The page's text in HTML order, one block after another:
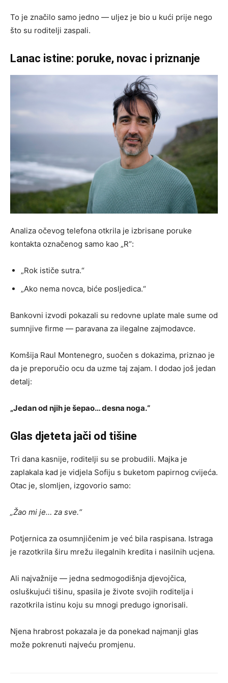
To je značilo samo jedno — uljez je bio u kući prije nego
što su roditelji zaspali.
Lanac istine: poruke, novac i priznanje
Analiza očevog telefona otkrila je izbrisane poruke
kontakta označenog samo kao „R“:
„Rok ističe sutra.“
„Ako nema novca, biće posljedica.“
Bankovni izvodi pokazali su redovne uplate male sume od
sumnjive firme — paravana za ilegalne zajmodavce.
Komšija Raul Montenegro, suočen s dokazima, priznao je
da je preporučio ocu da uzme taj zajam. I dodao još jedan
detalj:
„Jedan od njih je šepao… desna noga.“
Glas djeteta jači od tišine
Tri dana kasnije, roditelji su se probudili. Majka je
zaplakala kad je vidjela Sofiju s buketom papirnog cvijeća.
Otac je, slomljen, izgovorio samo:
„Žao mi je… za sve.“
Potjernica za osumnjičenim je već bila raspisana. Istraga
je razotkrila širu mrežu ilegalnih kredita i nasilnih ucjena.
Ali najvažnije — jedna sedmogodišnja djevojčica,
osluškujući tišinu, spasila je živote svojih roditelja i
razotkrila istinu koju su mnogi predugo ignorisali.
Njena hrabrost pokazala je da ponekad najmanji glas
može pokrenuti najveću promjenu.